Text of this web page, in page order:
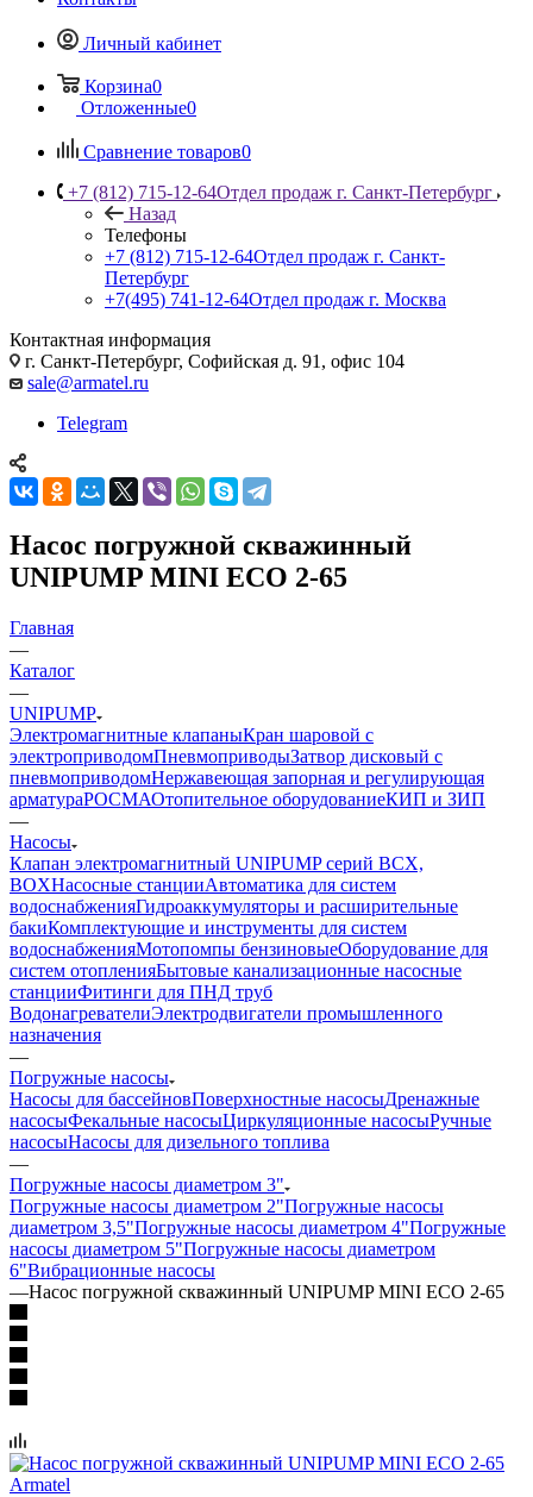
Личный кабинет
Корзина0
Отложенные0
Сравнение товаров0
+7 (812) 715-12-64Отдел продаж г. Санкт-Петербург
Назад
Телефоны
+7 (812) 715-12-64Отдел продаж г. Санкт-
Петербург
+7(495) 741-12-64Отдел продаж г. Москва
Контактная информация
г. Санкт-Петербург, Софийская д. 91, офис 104
sale@armatel.ru
Telegram
Насос погружной скважинный
UNIPUMP MINI ECO 2-65
Главная
—
Каталог
—
UNIPUMP
Электромагнитные клапаныКран шаровой с
электроприводомПневмоприводыЗатвор дисковый с
пневмоприводомНержавеющая запорная и регулирующая
арматураРОСМАОтопительное оборудованиеКИП и ЗИП
—
Насосы
Клапан электромагнитный UNIPUMP серий BCX,
BOXНасосные станцииАвтоматика для систем
водоснабженияГидроаккумуляторы и расширительные
бакиКомплектующие и инструменты для систем
водоснабженияМотопомпы бензиновыеОборудование для
систем отопленияБытовые канализационные насосные
станцииФитинги для ПНД труб
ВодонагревателиЭлектродвигатели промышленного
назначения
—
Погружные насосы
Насосы для бассейновПоверхностные насосыДренажные
насосыФекальные насосыЦиркуляционные насосыРучные
насосыНасосы для дизельного топлива
—
Погружные насосы диаметром 3"
Погружные насосы диаметром 2"Погружные насосы
диаметром 3,5"Погружные насосы диаметром 4"Погружные
насосы диаметром 5"Погружные насосы диаметром
6"Вибрационные насосы
—Насос погружной скважинный UNIPUMP MINI ECO 2-65